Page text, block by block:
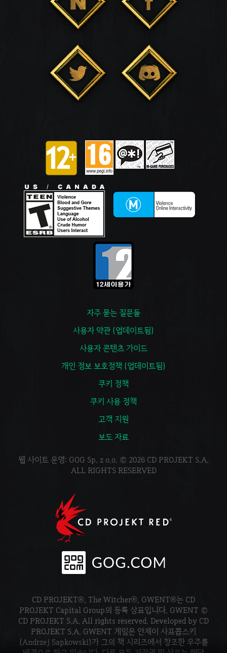
자주 묻는 질문들
사용자 약관 (업데이트됨)
사용자 콘텐츠 가이드
개인 정보 보호정책 (업데이트됨)
쿠키 정책
쿠키 사용 정책
고객 지원
보도 자료
웹 사이트 운영: GOG Sp. z o.o. © 2026 CD PROJEKT S.A.
ALL RIGHTS RESERVED
CD PROJEKT®, The Witcher®, GWENT®는 CD
PROJEKT Capital Group의 등록 상표입니다. GWENT ©
CD PROJEKT S.A. All rights reserved. Developed by CD
PROJEKT S.A. GWENT 게임은 안제이 사프콥스키
(Andrzej Sapkowski)가 그의 책 시리즈에서 창조한 우주를